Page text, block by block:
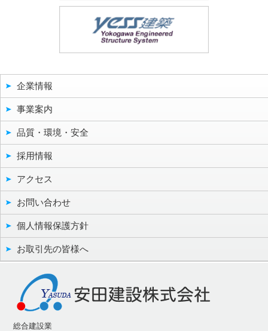
企業情報
事業案内
品質・環境・安全
採用情報
アクセス
お問い合わせ
個人情報保護方針
お取引先の皆様へ
総合建設業